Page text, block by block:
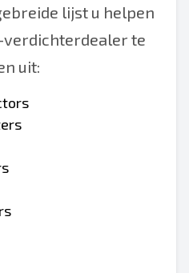
lijst u helpen
verdichterdealer te
uit: